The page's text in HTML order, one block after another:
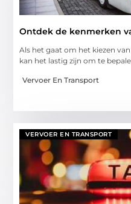
Ontdek de kenmerken
Als het gaat om het kiezen
kan het lastig zijn om te
Vervoer En Transport
VERVOER EN TRANSPORT